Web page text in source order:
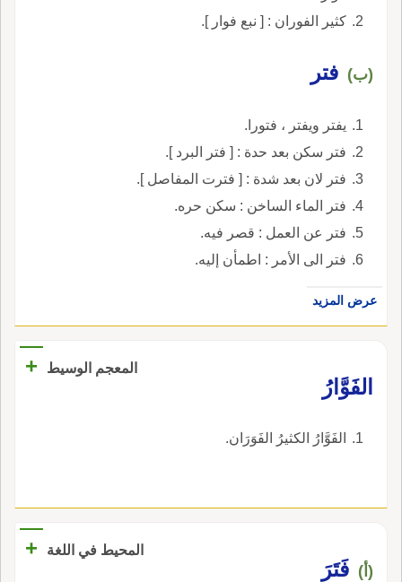
كثير الفوران : [ نبع فوار ].
(ب) فتر
يفتر ويفتر ، فتورا.
فتر سكن بعد حدة : [ فتر البرد ].
فتر لان بعد شدة : [ فترت المفاصل ].
فتر الماء الساخن : سكن حره.
فتر عن العمل : قصر فيه.
فتر الى الأمر : اطمأن إليه.
عرض المزيد
المعجم الوسيط
+
الفَوَّارُ
الفَوَّارُ الكثيرُ الفَوَرَان.
المحيط في اللغة +
(أ) فَتَرَ